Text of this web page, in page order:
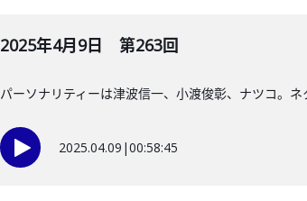
2025年4月9日 第263回
パーソナリティーは津波信一、小渡俊彰、ナツコ。
2025.04.09 |00:58:45